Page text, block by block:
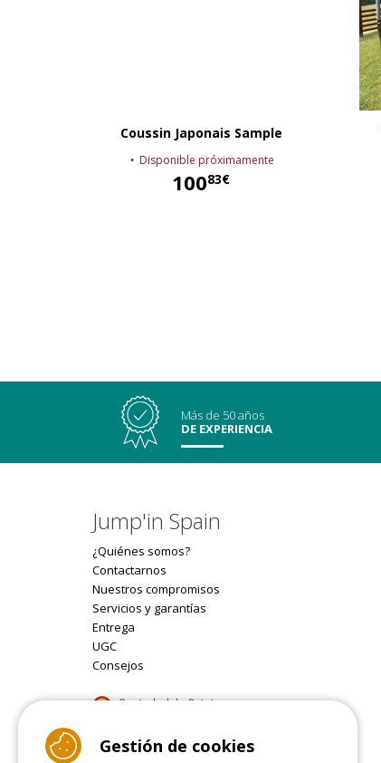
Coussin Japonais Sample
Disponible próximamente
10083€
Más de 50 años
DE EXPERIENCIA
Jump'in Spain
¿Quiénes somos?
Contactarnos
Nuestros compromisos
Servicios y garantías
Entrega
UGC
Consejos
9.4/10 (22087 reviews)
Gestión de cookies